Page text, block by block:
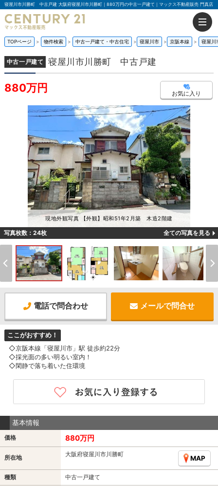
寝屋川市川勝町 中古戸建 大阪府寝屋川市川勝町｜880万円の中古一戸建て｜マックス不動産販売 門真店
TOPページ 物件検索 中古一戸建て・中古住宅 寝屋川市 京阪本線 寝屋
中古一戸建て 寝屋川市川勝町 中古戸建
880万円 お気に入り
現地外観写真 【外観】昭和51年2月築 木造2階建
写真枚数：24枚 全ての写真を見る
電話で問合わせ メールで問合せ
ここがおすすめ！
◇京阪本線「寝屋川市」駅 徒歩約22分
◇採光面の多い明るい室内！
◇閑静で落ち着いた住環境
基本情報
価格 880万円
所在地 大阪府寝屋川市川勝町
MAP
種類 中古一戸建て